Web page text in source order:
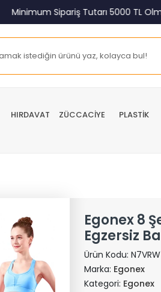
Sipariş Tutarı 5000 TL Olmalıdır.
HIRDAVAT ZÜCCACİYE PLASTİK
Egonex 8
Egzersiz
Ürün Kodu:
Marka: Egonex
Kategori: Egonex